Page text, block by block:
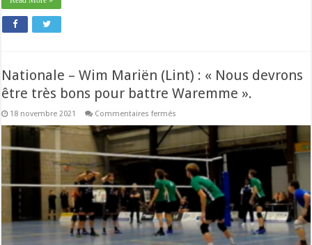
Nationale – Wim Mariën (Lint) : « Nous devrons
être très bons pour battre Waremme ».
18 novembre 2021 Commentaires fermés
–
Mariën
(Lint)
« Nous
devrons
être
très
bons
pour
battre
Waremme ».